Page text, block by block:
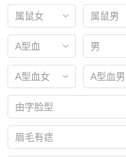
属鼠女 属鼠男
A型血 男
A型血女 A型血男
由字脸型
眉毛有痣